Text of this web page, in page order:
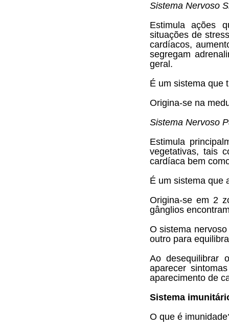
Sistema Nervoso
Estimula ações
situações de
cardíacos,
segregam
geral.
É um sistema que
Origina-se na
Sistema Nervoso
Estimula
vegetativas, tais
cardíaca bem
É um sistema que
Origina-se em 2
gânglios
O sistema
outro para
Ao desequilibrar
aparecer
aparecimento de
Sistema
O que é